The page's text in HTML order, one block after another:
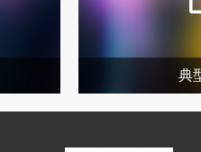
典